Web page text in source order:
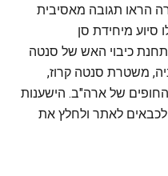
הראו תגובה מאסיבית
סיוע מיחידת סן
כיבוי האש של סנטה
משטרת סנטה קרוז,
של ארה"ב. הישענות
לכבאים לאתר ולחלץ את